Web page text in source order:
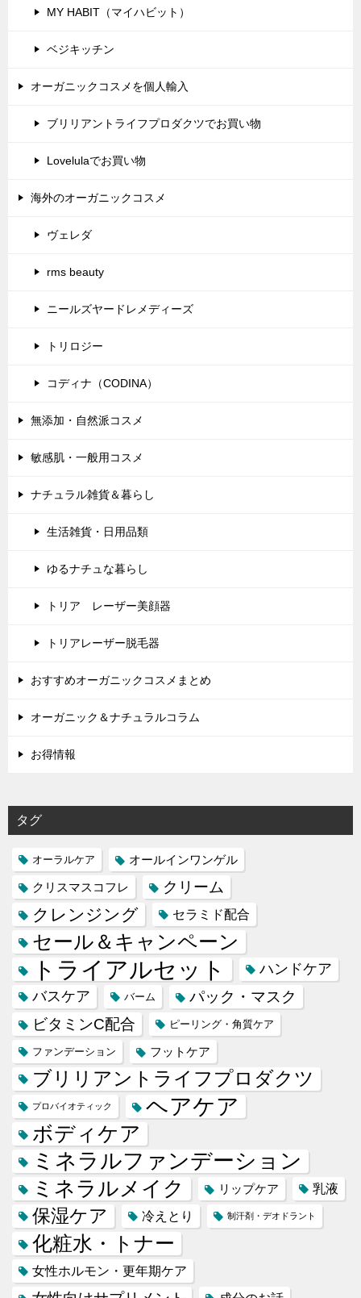
MY HABIT（マイハビット）
ベジキッチン
オーガニックコスメを個人輸入
ブリリアントライフプロダクツでお買い物
Lovelulaでお買い物
海外のオーガニックコスメ
ヴェレダ
rms beauty
ニールズヤードレメディーズ
トリロジー
コディナ（CODINA）
無添加・自然派コスメ
敏感肌・一般用コスメ
ナチュラル雑貨＆暮らし
生活雑貨・日用品類
ゆるナチュな暮らし
トリア レーザー美顔器
トリアレーザー脱毛器
おすすめオーガニックコスメまとめ
オーガニック＆ナチュラルコラム
お得情報
タグ
オーラルケア
オールインワンゲル
クリスマスコフレ
クリーム
クレンジング セラミド配合
セール＆キャンペーン
トライアルセット
ハンドケア
バスケア
バーム
パック・マスク
ビタミンC配合
ピーリング・角質ケア
ファンデーション フットケア
ブリリアントライフプロダクツ
プロバイオティック ヘアケア
ボディケア
ミネラルファンデーション
ミネラルメイク リップケア 乳液
保湿ケア 冷えとり 制汗剤・デオドラント
化粧水・トナー
女性ホルモン・更年期ケア